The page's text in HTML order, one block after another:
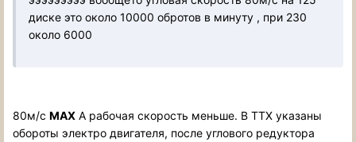
диске это около 10000 обротов в минуту , при 230
около 6000
80м/с MAX А рабочая скорость меньше. В ТТХ указаны
обороты электро двигателя, после углового редуктора